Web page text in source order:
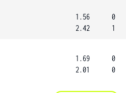
1.56
2.42
0
1
1.69
2.01
0
0